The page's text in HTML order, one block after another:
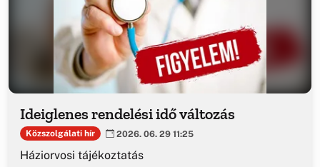
Ideiglenes rendelési idő változás
Közszolgálati hír 2026. 06. 29 11:25
Háziorvosi tájékoztatás